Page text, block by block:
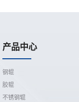
产品中心
钢辊
胶辊
不锈钢辊